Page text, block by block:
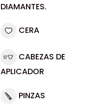
DIAMANTES.
CERA
CABEZAS DE
APLICADOR
PINZAS